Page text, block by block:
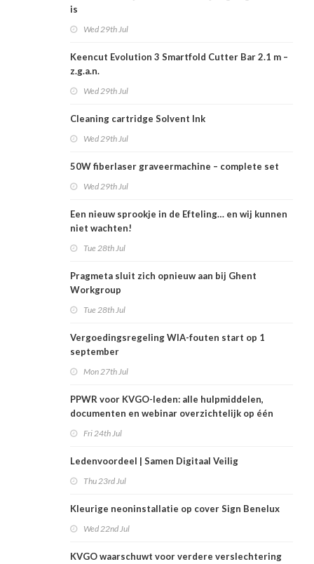
is
Wed 29th Jul
Keencut Evolution 3 Smartfold Cutter Bar 2.1 m –
z.g.a.n.
Wed 29th Jul
Cleaning cartridge Solvent Ink
Wed 29th Jul
50W fiberlaser graveermachine – complete set
Wed 29th Jul
Een nieuw sprookje in de Efteling… en wij kunnen
niet wachten!
Tue 28th Jul
Pragmeta sluit zich opnieuw aan bij Ghent
Workgroup
Tue 28th Jul
Vergoedingsregeling WIA-fouten start op 1
september
Mon 27th Jul
PPWR voor KVGO-leden: alle hulpmiddelen,
documenten en webinar overzichtelijk op één
Fri 24th Jul
Ledenvoordeel | Samen Digitaal Veilig
Thu 23rd Jul
Kleurige neoninstallatie op cover Sign Benelux
Wed 22nd Jul
KVGO waarschuwt voor verdere verslechtering